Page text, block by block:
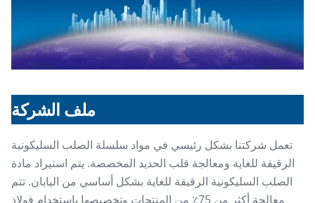
ملف الشركة
تعمل شركتنا بشكل رئيسي في مواد سلسلة الصلب السليكونية
الرقيقة للغاية ومعالجة قلب الحديد المخصصة. يتم استيراد مادة
الصلب السليكونية الرقيقة للغاية بشكل أساسي من اليابان. تتم
معالجة أكثر من 75٪ من المنتجات وتخصيصها باستخدام فولاذ